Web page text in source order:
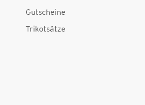
Gutscheine
Trikotsätze